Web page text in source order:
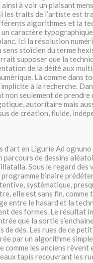
à voir un plaisant
les traits de l’artiste est
algorithmes et la
un caractère
Ici la résolution
stoïcien du terme
supposer que la
de la déité aux
Là comme dans
à la recherche.
seulement de prendre
autoritaire mais
de création, fluide,
en Ligurie Ad ognuno
parcours de dessins
Sous le regard
binaire
systématique,
elle est sans fin, comme
entre le hasard et la
des formes. Le résultat
que la sortie
de dés. Les rues de ce
par un algorithme
comme les anciens
tapis recouvrant les